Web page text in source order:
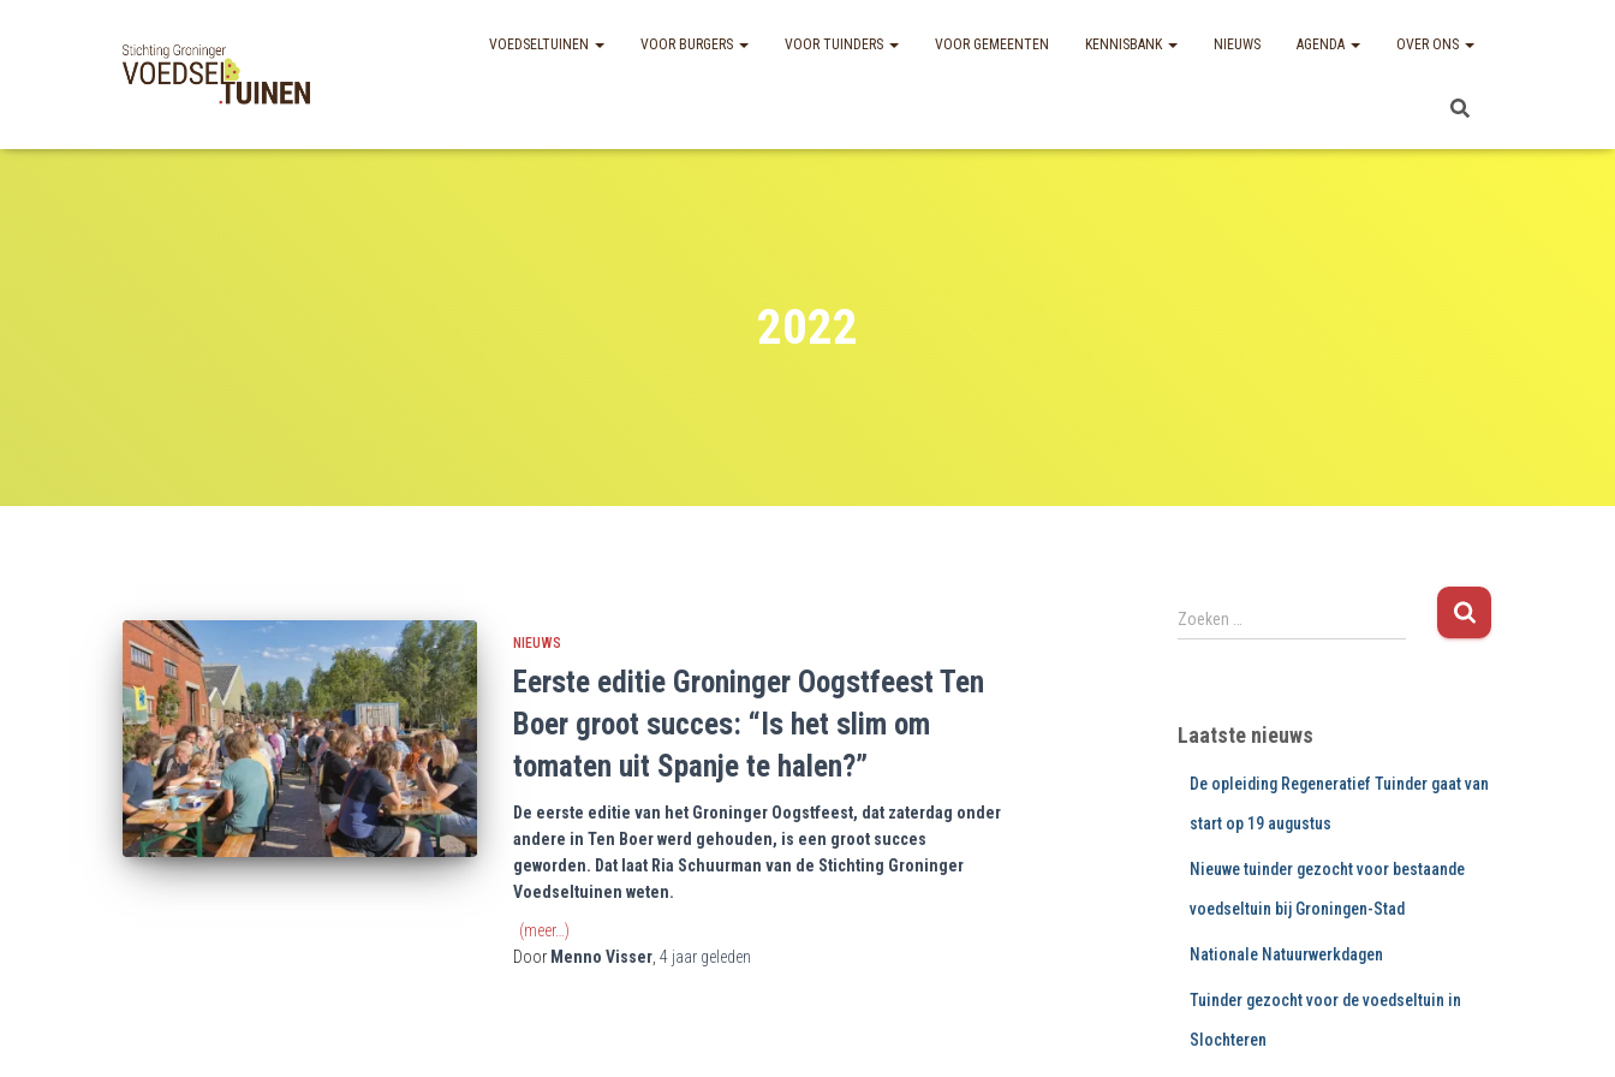
VOEDSELTUINEN VOOR BURGERS VOOR TUINDERS VOOR GEMEENTEN KENNISBANK NIEUWS AGENDA OVER ONS
2022
NIEUWS
Eerste editie Groninger Oogstfeest Ten
Boer groot succes: “Is het slim om
tomaten uit Spanje te halen?”
De eerste editie van het Groninger Oogstfeest, dat zaterdag onder
andere in Ten Boer werd gehouden, is een groot succes
geworden. Dat laat Ria Schuurman van de Stichting Groninger
Voedseltuinen weten.
(meer…)
Door Menno Visser 4 jaar geleden
Z
o
n
Zoeken …
Laatste nieuws
De opleiding Regeneratief Tuinder gaat van
start op 19 augustus
Nieuwe tuinder gezocht voor bestaande
voedseltuin bij Groningen-Stad
Nationale Natuurwerkdagen
Tuinder gezocht voor de voedseltuin in
Slochteren